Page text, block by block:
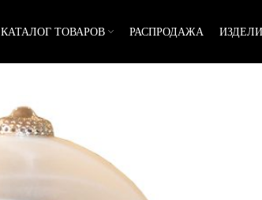
КАТАЛОГ ТОВАРОВ РАСПРОДАЖА